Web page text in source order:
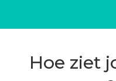
Hoe ziet